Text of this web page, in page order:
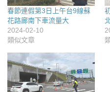
春節連假第3日上午台9線蘇
花路廊南下車流量大
2024-02-10
類似文章